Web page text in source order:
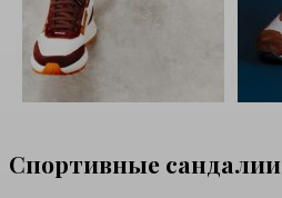
Спортивные сандалии